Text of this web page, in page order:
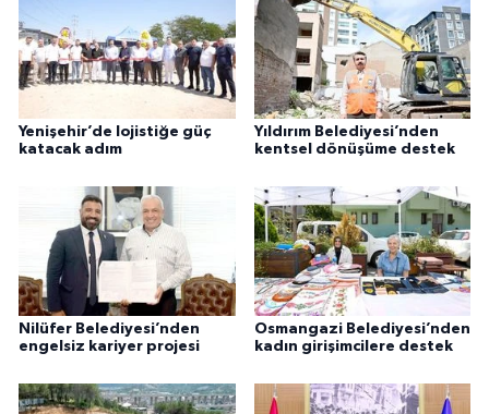
Yenişehir’de lojistiğe güç
katacak adım
Yıldırım Belediyesi’nden
kentsel dönüşüme destek
Nilüfer Belediyesi’nden
engelsiz kariyer projesi
Osmangazi Belediyesi’nden
kadın girişimcilere destek